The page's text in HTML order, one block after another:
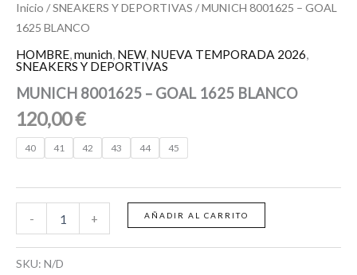
Inicio /SNEAKERS Y DEPORTIVAS / MUNICH 8001625 – GOAL
1625 BLANCO
HOMBRE,munich, NEW, NUEVA TEMPORADA 2026,
SNEAKERS Y DEPORTIVAS
MUNICH 8001625 – GOAL 1625 BLANCO
120,00€
40 41 42 43 44 45
- + AÑADIR AL CARRITO
SKU: N/D